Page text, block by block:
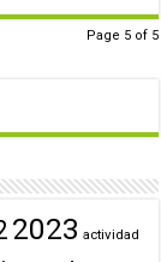
Page 5 of 5
2023 actividad